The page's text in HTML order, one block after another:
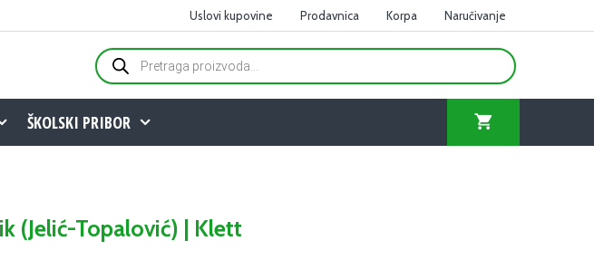
Uslovi kupovine Prodavnica Korpa Naručivanje
Products
search
ŠKOLSKI PRIBOR
(Jelić-Topalović) | Klett